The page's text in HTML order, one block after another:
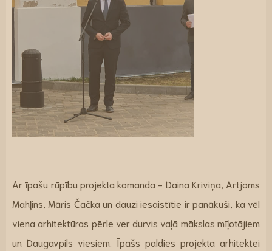
Ar īpašu rūpību projekta komanda - Daina Kriviņa, Artjoms
Mahļins, Māris Čačka un dauzi iesaistītie ir panākuši, ka vēl
viena arhitektūras pērle ver durvis vaļā mākslas mīļotājiem
un Daugavpils viesiem. Īpašs paldies projekta arhitektei